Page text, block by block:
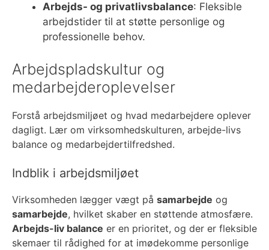
Arbejds- og privatlivsbalance: Fleksible
arbejdstider til at støtte personlige og
professionelle behov.
Arbejdspladskultur og
medarbejderoplevelser
Forstå arbejdsmiljøet og hvad medarbejdere oplever
dagligt. Lær om virksomhedskulturen, arbejde-livs
balance og medarbejdertilfredshed.
Indblik i arbejdsmiljøet
Virksomheden lægger vægt på samarbejde og
samarbejde, hvilket skaber en støttende atmosfære.
Arbejds-liv balance er en prioritet, og der er fleksible
skemaer til rådighed for at imødekomme personlige